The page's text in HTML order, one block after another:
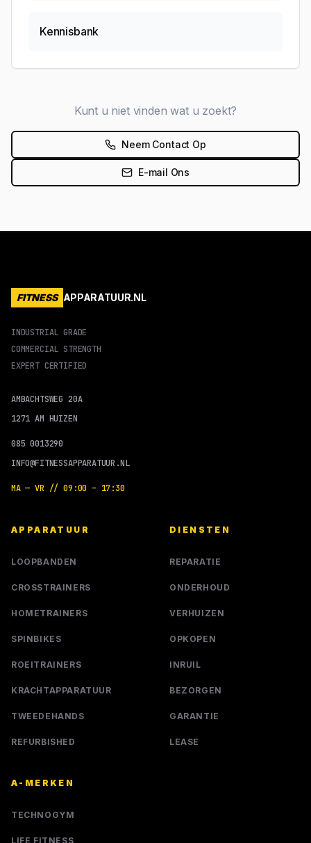
Kennisbank
Kunt u niet vinden wat u zoekt?
Neem Contact Op
E-mail Ons
FITNESS APPARATUUR.NL
INDUSTRIAL GRADE
COMMERCIAL STRENGTH
EXPERT CERTIFIED
AMBACHTSWEG 20A
1271 AM HUIZEN
085 0013290
INFO@FITNESSAPPARATUUR.NL
MA — VR // 09:00 – 17:30
APPARATUUR
LOOPBANDEN
CROSSTRAINERS
HOMETRAINERS
SPINBIKES
ROEITRAINERS
KRACHTAPPARATUUR
TWEEDEHANDS
REFURBISHED
DIENSTEN
REPARATIE
ONDERHOUD
VERHUIZEN
OPKOPEN
INRUIL
BEZORGEN
GARANTIE
LEASE
A-MERKEN
TECHNOGYM
LIFE FITNESS